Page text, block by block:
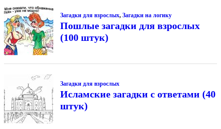
Загадки для взрослых, Загадки на логику
Пошлые загадки для взрослых
(100 штук)
Загадки для взрослых
Исламские загадки с ответами (40
штук)